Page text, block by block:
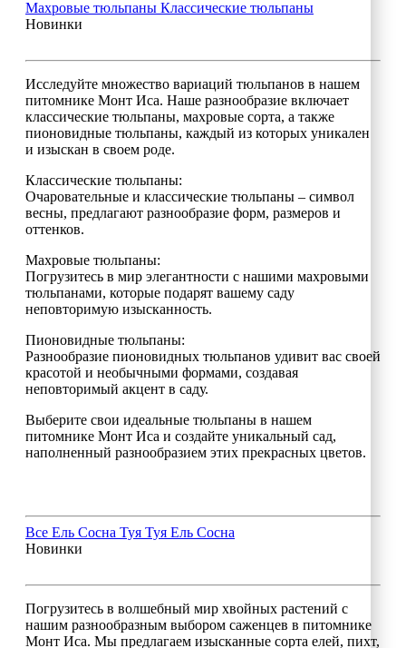
Махровые тюльпаны Классические тюльпаны
Новинки
Исследуйте множество вариаций тюльпанов в нашем
питомнике Монт Иса. Наше разнообразие включает
классические тюльпаны, махровые сорта, а также
пионовидные тюльпаны, каждый из которых уникален
и изыскан в своем роде.
Классические тюльпаны:
Очаровательные и классические тюльпаны – символ
весны, предлагают разнообразие форм, размеров и
оттенков.
Махровые тюльпаны:
Погрузитесь в мир элегантности с нашими махровыми
тюльпанами, которые подарят вашему саду
неповторимую изысканность.
Пионовидные тюльпаны:
Разнообразие пионовидных тюльпанов удивит вас своей
красотой и необычными формами, создавая
неповторимый акцент в саду.
Выберите свои идеальные тюльпаны в нашем
питомнике Монт Иса и создайте уникальный сад,
наполненный разнообразием этих прекрасных цветов.
Все Ель Сосна Туя Туя Ель Сосна
Новинки
Погрузитесь в волшебный мир хвойных растений с
нашим разнообразным выбором саженцев в питомнике
Монт Иса. Мы предлагаем изысканные сорта елей, пихт,